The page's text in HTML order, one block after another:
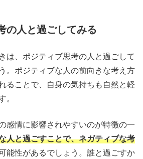
の人と過ごしてみる
は、ポジティブ思考の人と過ごして
。ポジティブな人の前向きな考え方
ることで、自身の気持ちも自然と軽
。
感情に影響されやすいのが特徴の一
人と過ごすことで、ネガティブな考
能性があるでしょう。誰と過ごすか